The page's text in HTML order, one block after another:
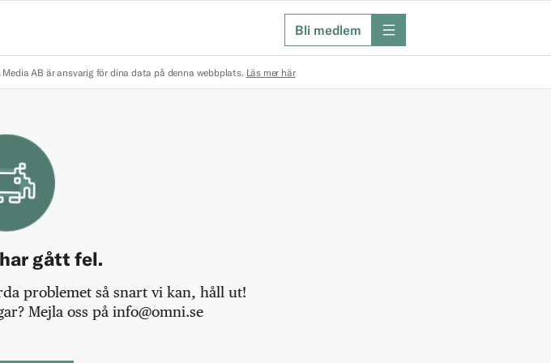
Bli medlem meny
AB är ansvarig för dina data på denna webbplats. Läs mer här
gått fel.
problemet så snart vi kan, håll ut!
Mejla oss på info@omni.se